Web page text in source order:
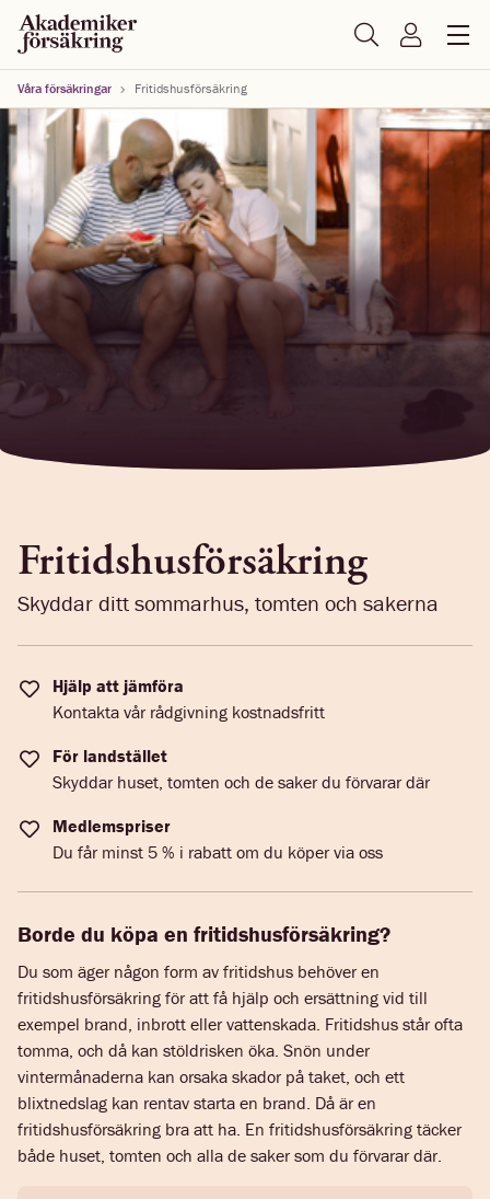
Våra försäkringar Fritidshusförsäkring
Fritidshusförsäkring
Skyddar ditt sommarhus, tomten och sakerna
Hjälp att jämföra
Kontakta vår rådgivning kostnadsfritt
För landstället
Skyddar huset, tomten och de saker du förvarar där
Medlemspriser
Du får minst 5 % i rabatt om du köper via oss
Borde du köpa en fritidshusförsäkring?
Du som äger någon form av fritidshus behöver en
fritidshusförsäkring för att få hjälp och ersättning vid till
exempel brand, inbrott eller vattenskada. Fritidshus står ofta
tomma, och då kan stöldrisken öka. Snön under
vintermånaderna kan orsaka skador på taket, och ett
blixtnedslag kan rentav starta en brand. Då är en
fritidshusförsäkring bra att ha. En fritidshusförsäkring täcker
både huset, tomten och alla de saker som du förvarar där.